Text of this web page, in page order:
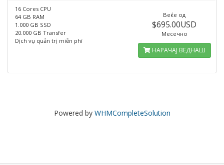
16 Cores CPU
64 GB RAM
1.000 GB SSD
20.000 GB Transfer
Dịch vụ quản trị miễn phí
Веќе од
$695.00USD
Месечно
НАРАЧАЈ ВЕДНАШ
Powered by WHMCompleteSolution